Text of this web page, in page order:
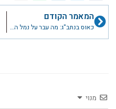
קודםהמאמר הקודם
כאוס בנתב"ג: מה עבר על נמל התעופה שלנו במלחמת העצמאות?
מנוי